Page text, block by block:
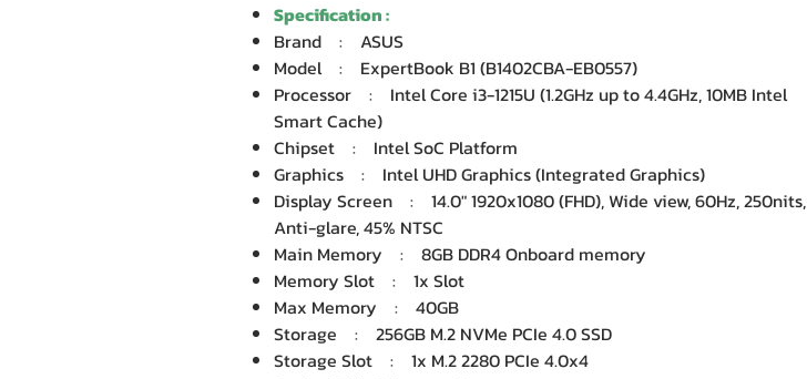
Specification :
Brand : ASUS
Model : ExpertBook B1 (B1402CBA-EB0557)
Processor : Intel Core i3-1215U (1.2GHz up to 4.4GHz, 10MB Intel
Smart Cache)
Chipset : Intel SoC Platform
Graphics : Intel UHD Graphics (Integrated Graphics)
Display Screen : 14.0" 1920x1080 (FHD), Wide view, 60Hz, 250nits,
Anti-glare, 45% NTSC
Main Memory : 8GB DDR4 Onboard memory
Memory Slot : 1x Slot
Max Memory : 40GB
Storage : 256GB M.2 NVMe PCIe 4.0 SSD
Storage Slot : 1x M.2 2280 PCIe 4.0x4